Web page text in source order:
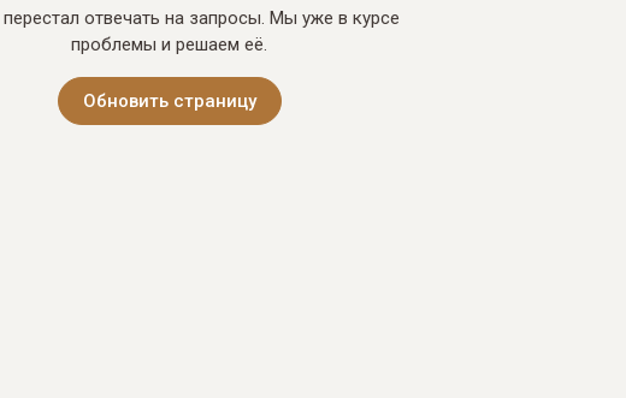
отвечать на запросы. Мы уже в курсе
проблемы и решаем её.
Обновить страницу